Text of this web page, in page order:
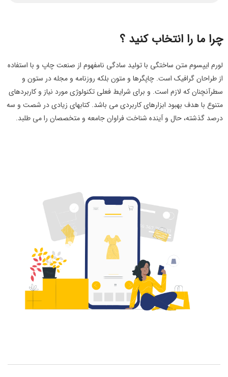
چرا ما را انتخاب کنید ؟
لورم ایپسوم متن ساختگی با تولید سادگی نامفهوم از صنعت چاپ و با استفاده
از طراحان گرافیک است. چاپگرها و متون بلکه روزنامه و مجله در ستون و
سطرآنچنان که لازم است. و برای شرایط فعلی تکنولوژی مورد نیاز و کاربردهای
متنوع با هدف بهبود ابزارهای کاربردی می باشد. کتابهای زیادی در شصت و سه
درصد گذشته، حال و آینده شناخت فراوان جامعه و متخصصان را می طلبد.